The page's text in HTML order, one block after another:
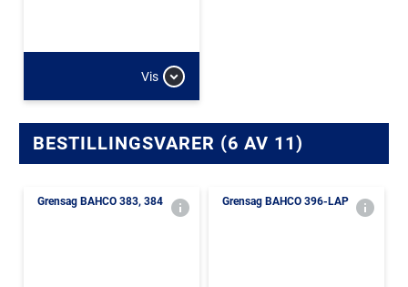
Vis
BESTILLINGSVARER (6 AV 11)
Grensag BAHCO 383, 384 Grensag BAHCO 396-LAP